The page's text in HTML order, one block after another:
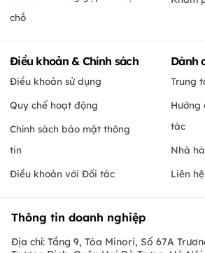
chỗ
Điều khoản & Chính sách
Điều khoản sử dụng
Quy chế hoạt động
Chính sách bảo mật thông
tin
Điều khoản với Đối tác
Dành
Trung
Hướng
tác
Nhà
Liên
Thông tin doanh nghiệp
Địa chỉ: Tầng 9, Tòa Minori, Số 67A